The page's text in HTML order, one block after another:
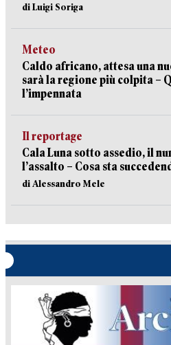
di Luigi Soriga
Meteo
Caldo africano, attesa una
sarà la regione più colpita –
l’impennata
Il reportage
Cala Luna sotto assedio, il
l’assalto – Cosa sta
di Alessandro Mele